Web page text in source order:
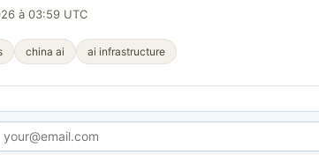
à 03:59 UTC
china ai ai infrastructure